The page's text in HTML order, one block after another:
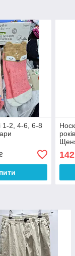
1-2, 4-6, 6-8